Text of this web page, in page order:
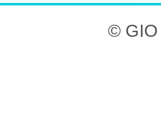
、ならびに本サ
利用することが
© GIO